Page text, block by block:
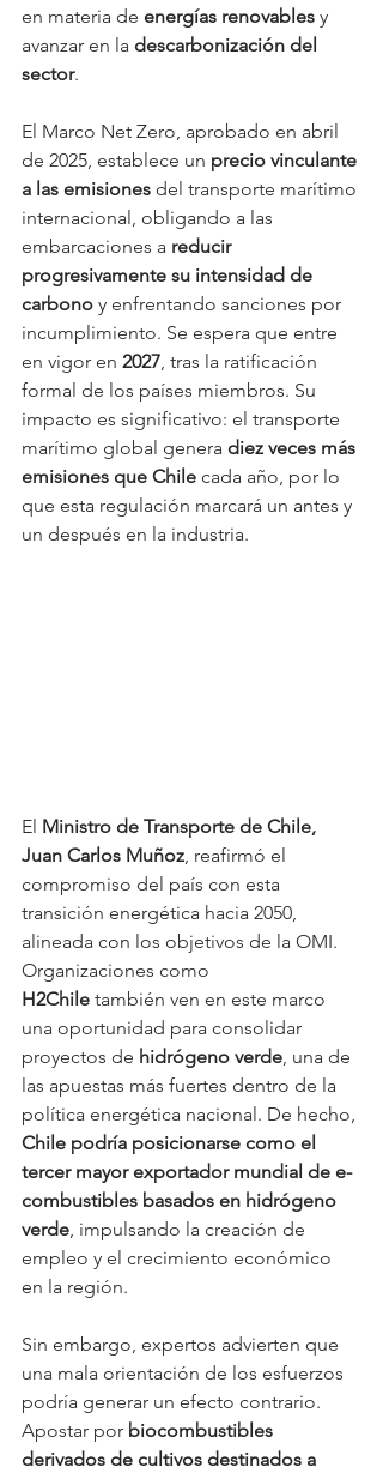
en materia de energías renovables y
avanzar en la descarbonización del
sector.
El Marco Net Zero, aprobado en abril
de 2025, establece un precio vinculante
a las emisiones del transporte marítimo
internacional, obligando a las
embarcaciones a reducir
progresivamente su intensidad de
carbono y enfrentando sanciones por
incumplimiento. Se espera que entre
en vigor en 2027 , tras la ratificación
formal de los países miembros. Su
impacto es significativo: el transporte
marítimo global genera diez veces más
emisiones que Chile cada año, por lo
que esta regulación marcará un antes y
un después en la industria.
El Ministro de Transporte de Chile,
Juan Carlos Muñoz , reafirmó el
compromiso del país con esta
transición energética hacia 2050,
alineada con los objetivos de la OMI.
Organizaciones como
H2Chile también ven en este marco
una oportunidad para consolidar
proyectos de hidrógeno verde , una de
las apuestas más fuertes dentro de la
política energética nacional. De hecho,
Chile podría posicionarse como el
tercer mayor exportador mundial de e-
combustibles basados en hidrógeno
verde , impulsando la creación de
empleo y el crecimiento económico
en la región.
Sin embargo, expertos advierten que
una mala orientación de los esfuerzos
podría generar un efecto contrario.
Apostar por biocombustibles
derivados de cultivos destinados a